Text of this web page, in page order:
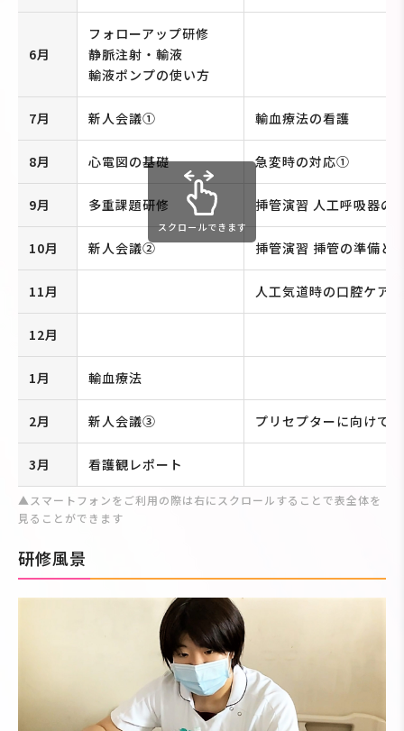
6月
フォローアップ研修
静脈注射・輸液
輸液ポンプの使い方
7月 新人会議① 輸血療法の看護
8月 心電図の基礎 急変時の対応①
9月 多重課題研修 挿管演習 人工呼吸器の
10月 新人会議② 挿管演習 挿管の準備と
11月 人工気道時の口腔ケア
12月
1月 輸血療法
2月 新人会議③ プリセプターに向けて
3月 看護観レポート
▲スマートフォンをご利用の際は右にスクロールすることで表全体を
見ることができます
スクロールできます
研修風景